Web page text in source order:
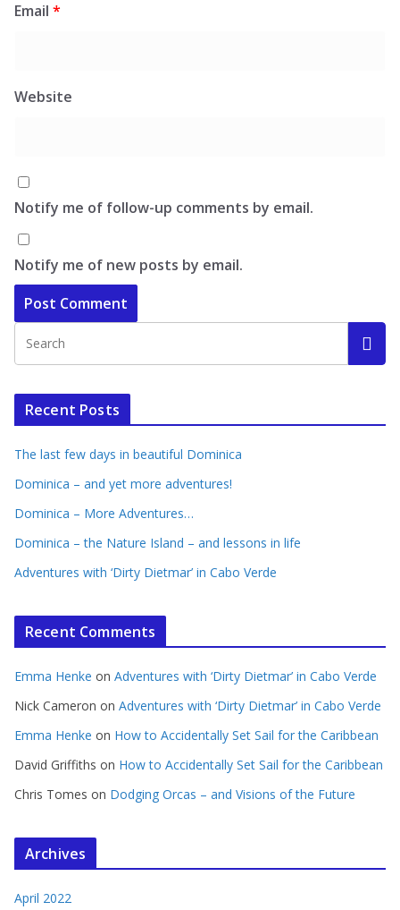
Email *
Website
Notify me of follow-up comments by email.
Notify me of new posts by email.
Recent Posts
The last few days in beautiful Dominica
Dominica – and yet more adventures!
Dominica – More Adventures…
Dominica – the Nature Island – and lessons in life
Adventures with ‘Dirty Dietmar’ in Cabo Verde
Recent Comments
Emma Henke on Adventures with ‘Dirty Dietmar’ in Cabo Verde
Nick Cameron on Adventures with ‘Dirty Dietmar’ in Cabo Verde
Emma Henke on How to Accidentally Set Sail for the Caribbean
David Griffiths on How to Accidentally Set Sail for the Caribbean
Chris Tomes on Dodging Orcas – and Visions of the Future
Archives
April 2022